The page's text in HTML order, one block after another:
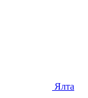
Ялта